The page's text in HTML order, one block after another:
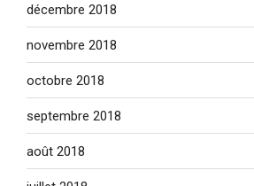
décembre 2018
novembre 2018
octobre 2018
septembre 2018
août 2018